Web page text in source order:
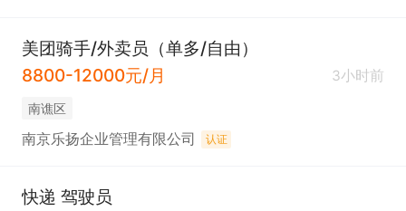
美团骑手/外卖员（单多/自由）
8800-12000元/月
3小时前
南谯区
南京乐扬企业管理有限公司 认证
快递 驾驶员